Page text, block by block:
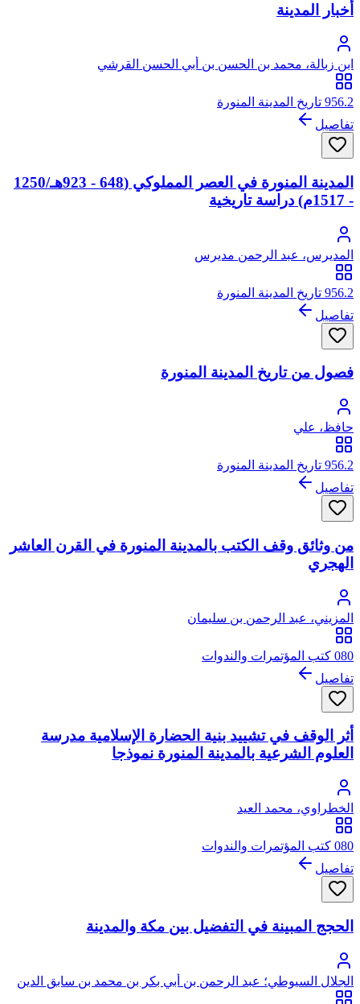
أخبار المدينة
ابن زبالة، محمد بن الحسن بن أبي الحسن القرشي
956.2 تاريخ المدينة المنورة
تفاصيل
المدينة المنورة في العصر المملوكي (648 - 923هـ/1250
- 1517م) دراسة تاريخية
المديرس، عبد الرحمن مديرس
956.2 تاريخ المدينة المنورة
تفاصيل
فصول من تاريخ المدينة المنورة
حافظ، علي
956.2 تاريخ المدينة المنورة
تفاصيل
من وثائق وقف الكتب بالمدينة المنورة في القرن العاشر
الهجري
المزيني، عبد الرحمن بن سليمان
080 كتب المؤتمرات والندوات
تفاصيل
أثر الوقف في تشييد بنية الحضارة الإسلامية مدرسة
العلوم الشرعية بالمدينة المنورة نموذجا
الخطراوي، محمد العيد
080 كتب المؤتمرات والندوات
تفاصيل
الحجج المبينة في التفضيل بين مكة والمدينة
الجلال السيوطي؛ عبد الرحمن بن أبي بكر بن محمد بن سابق الدين
الخضيري السيوطي، جلال الدين